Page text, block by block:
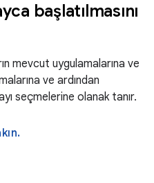
başlatılmasını
mevcut uygulamalarına ve
ve ardından
seçmelerine olanak tanır.